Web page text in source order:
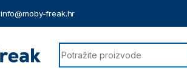
info@moby-freak.hr
Search for: